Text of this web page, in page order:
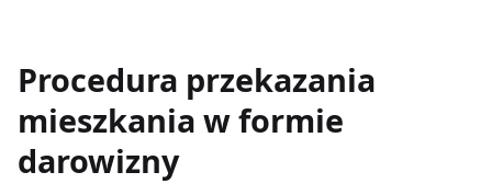
Procedura przekazania
mieszkania w formie
darowizny